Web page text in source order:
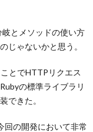
とメソッドの使い方
じゃないかと思う。
とでHTTPリクエス
の標準ライブラリ
できた。
回の開発において非常